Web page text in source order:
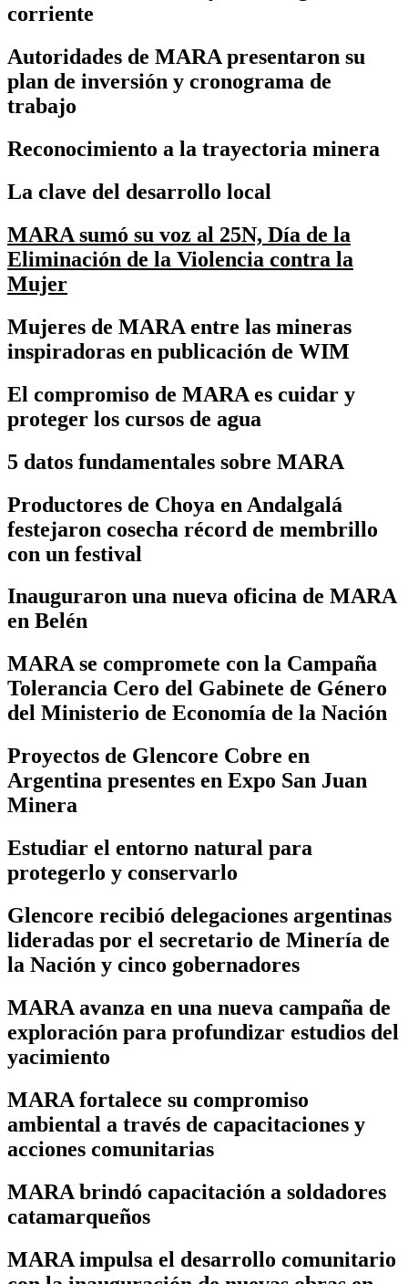
corriente
Autoridades de MARA presentaron su
plan de inversión y cronograma de
trabajo
Reconocimiento a la trayectoria minera
La clave del desarrollo local
MARA sumó su voz al 25N, Día de la
Eliminación de la Violencia contra la
Mujer
Mujeres de MARA entre las mineras
inspiradoras en publicación de WIM
El compromiso de MARA es cuidar y
proteger los cursos de agua
5 datos fundamentales sobre MARA
Productores de Choya en Andalgalá
festejaron cosecha récord de membrillo
con un festival
Inauguraron una nueva oficina de MARA
en Belén
MARA se compromete con la Campaña
Tolerancia Cero del Gabinete de Género
del Ministerio de Economía de la Nación
Proyectos de Glencore Cobre en
Argentina presentes en Expo San Juan
Minera
Estudiar el entorno natural para
protegerlo y conservarlo
Glencore recibió delegaciones argentinas
lideradas por el secretario de Minería de
la Nación y cinco gobernadores
MARA avanza en una nueva campaña de
exploración para profundizar estudios del
yacimiento
MARA fortalece su compromiso
ambiental a través de capacitaciones y
acciones comunitarias
MARA brindó capacitación a soldadores
catamarqueños
MARA impulsa el desarrollo comunitario